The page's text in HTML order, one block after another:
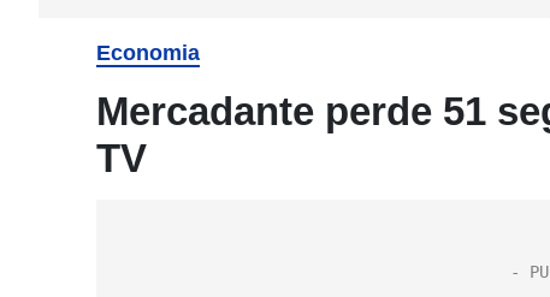
Economia
Mercadante perde 51
TV